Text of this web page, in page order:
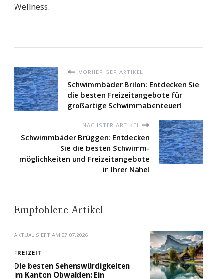
Wellness.
VORHERIGER ARTIKEL
Schwimmbäder Brilon: Entdecken Sie
die besten Freizeitangebote für
großartige Schwimmabenteuer!
NÄCHSTER ARTIKEL
Schwimmbäder Brüggen: Entdecken
Sie die besten Schwimm­
möglichkeiten und Freizeit­angebote
in Ihrer Nähe!
Empfohlene Artikel
AKTUALISIERT AM 27.07.2026
FREIZEIT
Die besten Sehenswürdigkeiten
im Kanton Obwalden: Ein